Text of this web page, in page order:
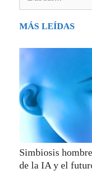
MÁS LEÍDAS
Simbiosis
de la IA y el